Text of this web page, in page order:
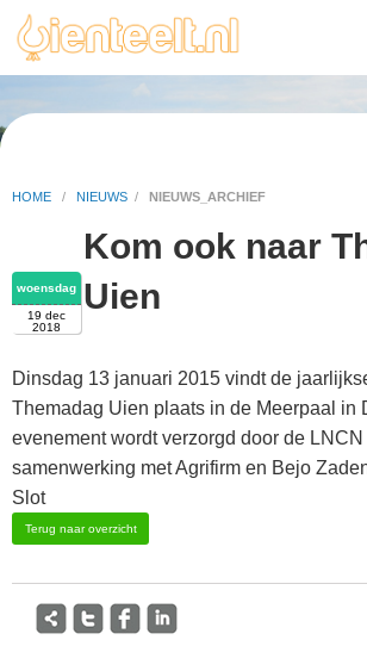
HOME / NIEUWS / NIEUWS_ARCHIEF
Kom ook naar
Uien
woensdag
19 dec
2018
Dinsdag 13 januari 2015 vindt de
Themadag Uien plaats in de Meerpaal in
evenement wordt verzorgd door de LNCN
samenwerking met Agrifirm en Bejo
Slot
Terug naar overzicht